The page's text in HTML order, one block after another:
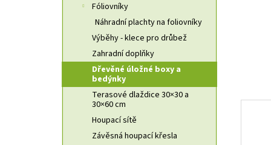
Fóliovníky
Náhradní plachty na foliovníky
Výběhy - klece pro drůbež
Zahradní doplňky
Dřevěné úložné boxy a
bedýnky
Terasové dlaždice 30×30 a
30×60 cm
Houpací sítě
Závěsná houpací křesla